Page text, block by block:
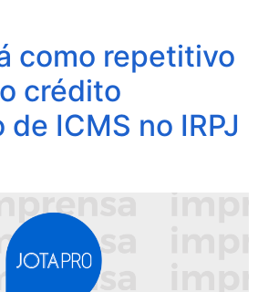
como repetitivo
crédito
ICMS no IRPJ